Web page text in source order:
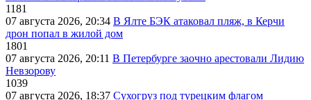
1181
07 августа 2026, 20:34 В Ялте БЭК атаковал пляж, в Керчи
дрон попал в жилой дом
1801
07 августа 2026, 20:11 В Петербурге заочно арестовали Лидию
Невзорову
1039
07 августа 2026, 18:37 Сухогруз под турецким флагом